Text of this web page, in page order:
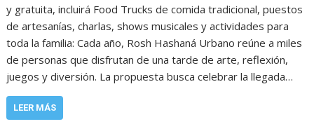
y gratuita, incluirá Food Trucks de comida tradicional, puestos
de artesanías, charlas, shows musicales y actividades para
toda la familia: Cada año, Rosh Hashaná Urbano reúne a miles
de personas que disfrutan de una tarde de arte, reflexión,
juegos y diversión. La propuesta busca celebrar la llegada…
LEER MÁS